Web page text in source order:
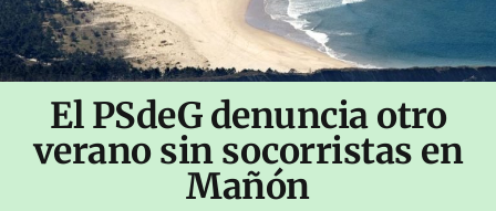
El PSdeG denuncia otro
verano sin socorristas en
Mañón